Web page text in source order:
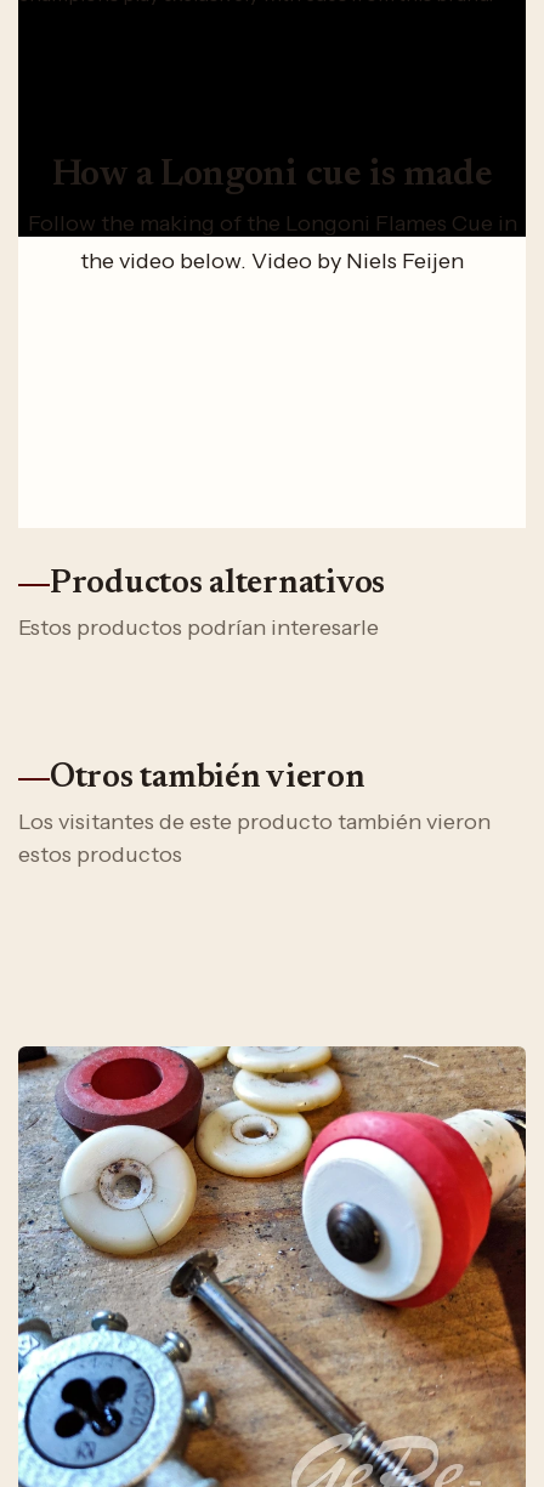
How a Longoni cue is made
Follow the making of the Longoni Flames Cue in
the video below. Video by Niels Feijen
Productos alternativos
Estos productos podrían interesarle
Otros también vieron
Los visitantes de este producto también vieron
estos productos